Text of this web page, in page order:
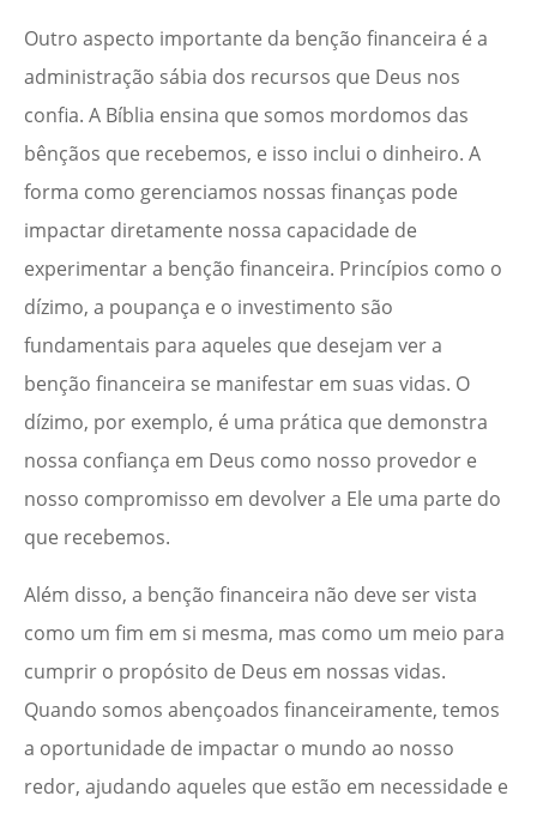
Outro aspecto importante da benção financeira é a
administração sábia dos recursos que Deus nos
confia. A Bíblia ensina que somos mordomos das
bênçãos que recebemos, e isso inclui o dinheiro. A
forma como gerenciamos nossas finanças pode
impactar diretamente nossa capacidade de
experimentar a benção financeira. Princípios como o
dízimo, a poupança e o investimento são
fundamentais para aqueles que desejam ver a
benção financeira se manifestar em suas vidas. O
dízimo, por exemplo, é uma prática que demonstra
nossa confiança em Deus como nosso provedor e
nosso compromisso em devolver a Ele uma parte do
que recebemos.
Além disso, a benção financeira não deve ser vista
como um fim em si mesma, mas como um meio para
cumprir o propósito de Deus em nossas vidas.
Quando somos abençoados financeiramente, temos
a oportunidade de impactar o mundo ao nosso
redor, ajudando aqueles que estão em necessidade e